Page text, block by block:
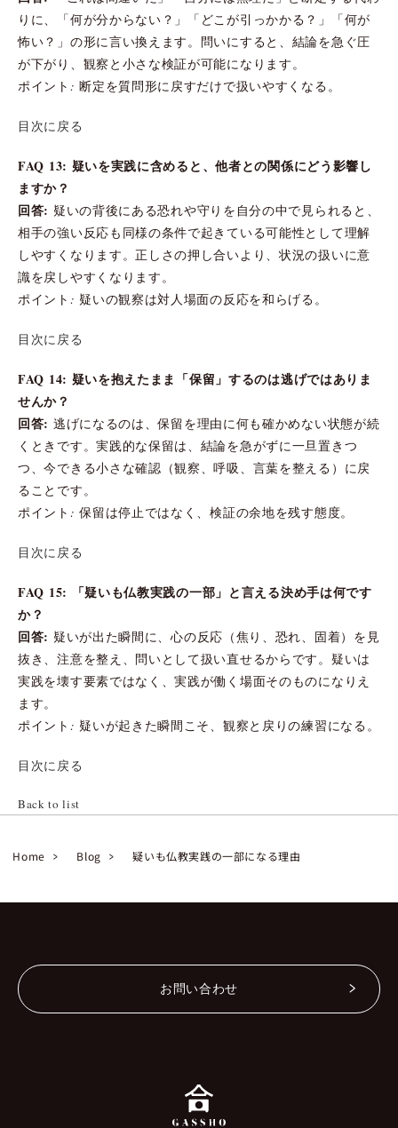
りに、「何が分からない？」「どこが引っかかる？」「何が
怖い？」の形に言い換えます。問いにすると、結論を急ぐ圧
が下がり、観察と小さな検証が可能になります。
ポイント: 断定を質問形に戻すだけで扱いやすくなる。
目次に戻る
FAQ 13: 疑いを実践に含めると、他者との関係にどう影響し
ますか？
回答: 疑いの背後にある恐れや守りを自分の中で見られると、
相手の強い反応も同様の条件で起きている可能性として理解
しやすくなります。正しさの押し合いより、状況の扱いに意
識を戻しやすくなります。
ポイント: 疑いの観察は対人場面の反応を和らげる。
目次に戻る
FAQ 14: 疑いを抱えたまま「保留」するのは逃げではありま
せんか？
回答: 逃げになるのは、保留を理由に何も確かめない状態が続
くときです。実践的な保留は、結論を急がずに一旦置きつ
つ、今できる小さな確認（観察、呼吸、言葉を整える）に戻
ることです。
ポイント: 保留は停止ではなく、検証の余地を残す態度。
目次に戻る
FAQ 15: 「疑いも仏教実践の一部」と言える決め手は何です
か？
回答: 疑いが出た瞬間に、心の反応（焦り、恐れ、固着）を見
抜き、注意を整え、問いとして扱い直せるからです。疑いは
実践を壊す要素ではなく、実践が働く場面そのものになりえ
ます。
ポイント: 疑いが起きた瞬間こそ、観察と戻りの練習になる。
目次に戻る
Back to list
Home Blog 疑いも仏教実践の一部になる理由
お問い合わせ